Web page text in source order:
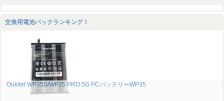
交換用電池パックランキング！
Oukitel WP35S/WP35 PRO 5G PCバッテリーWP35